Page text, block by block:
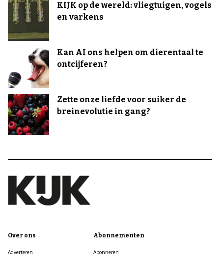
KIJK op de wereld: vliegtuigen, vogels
en varkens
Kan AI ons helpen om dierentaal te
ontcijferen?
Zette onze liefde voor suiker de
breinevolutie in gang?
Over ons
Adverteren
Abonnementen
Abonneren